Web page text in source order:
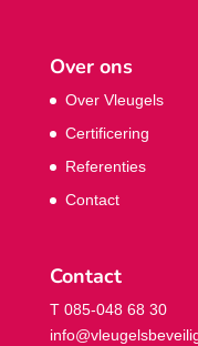
Over ons
Over Vleugels
Certificering
Referenties
Contact
Contact
T 085-048 68 30